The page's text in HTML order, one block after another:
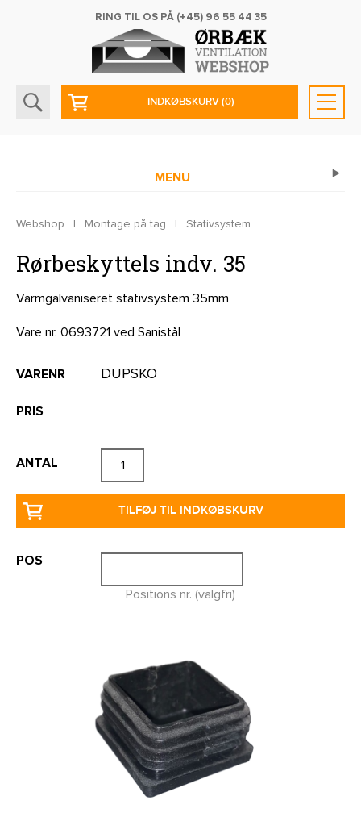
RING TIL OS PÅ (+45) 96 55 44 35
INDKØBSKURV(0)
MENU
Webshop | Montage på tag | Stativsystem
Rørbeskyttels indv. 35
Varmgalvaniseret stativsystem 35mm
Vare nr. 0693721 ved Sanistål
VARENR DUPSKO
PRIS
ANTAL
TILFØJ TIL INDKØBSKURV
POS
Positions nr. (valgfri)